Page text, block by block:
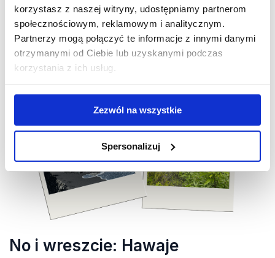
korzystasz z naszej witryny, udostępniamy partnerom
społecznościowym, reklamowym i analitycznym.
Partnerzy mogą połączyć te informacje z innymi danymi
otrzymanymi od Ciebie lub uzyskanymi podczas
korzystania z ich usług.
Zezwól na wszystkie
Spersonalizuj
No i wreszcie: Hawaje